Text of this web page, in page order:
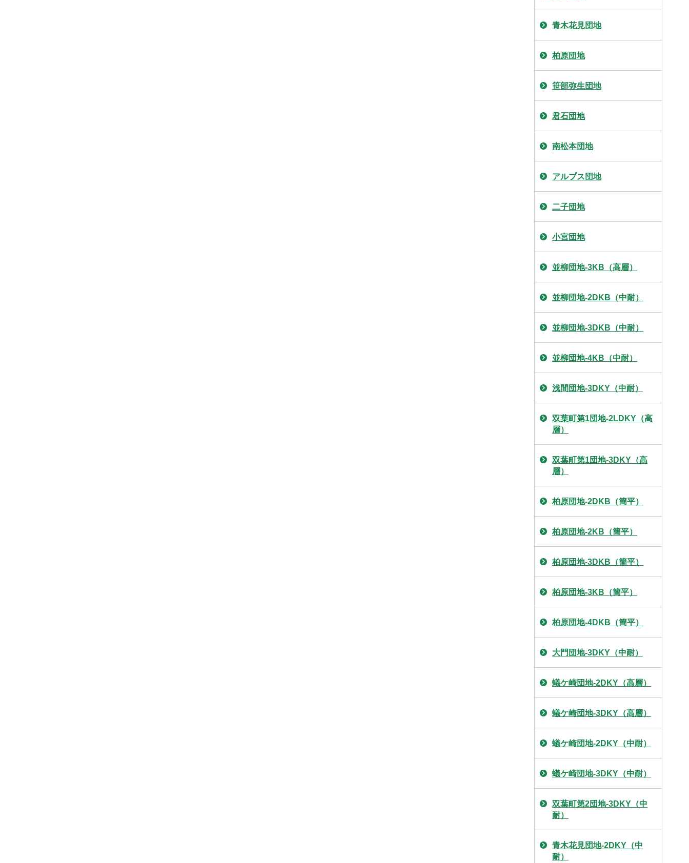
青木花見団地
柏原団地
笹部弥生団地
君石団地
南松本団地
アルプス団地
二子団地
小宮団地
並柳団地-3KB（高層）
並柳団地-2DKB（中耐）
並柳団地-3DKB（中耐）
並柳団地-4KB（中耐）
浅間団地-3DKY（中耐）
双葉町第1団地-2LDKY（高
層）
双葉町第1団地-3DKY（高
層）
柏原団地-2DKB（簡平）
柏原団地-2KB（簡平）
柏原団地-3DKB（簡平）
柏原団地-3KB（簡平）
柏原団地-4DKB（簡平）
大門団地-3DKY（中耐）
蟻ケ崎団地-2DKY（高層）
蟻ケ崎団地-3DKY（高層）
蟻ケ崎団地-2DKY（中耐）
蟻ケ崎団地-3DKY（中耐）
双葉町第2団地-3DKY（中
耐）
青木花見団地-2DKY（中
耐）